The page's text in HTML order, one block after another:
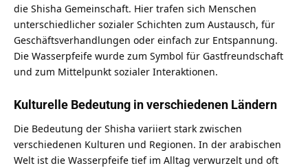
die Shisha Gemeinschaft. Hier trafen sich Menschen
unterschiedlicher sozialer Schichten zum Austausch, für
Geschäftsverhandlungen oder einfach zur Entspannung.
Die Wasserpfeife wurde zum Symbol für Gastfreundschaft
und zum Mittelpunkt sozialer Interaktionen.
Kulturelle Bedeutung in verschiedenen Ländern
Die Bedeutung der Shisha variiert stark zwischen
verschiedenen Kulturen und Regionen. In der arabischen
Welt ist die Wasserpfeife tief im Alltag verwurzelt und oft